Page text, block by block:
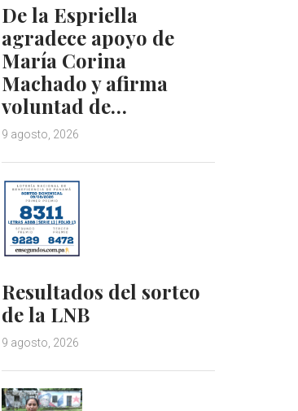
De la Espriella
agradece apoyo de
María Corina
Machado y afirma
voluntad de…
9 agosto, 2026
Resultados del sorteo
de la LNB
9 agosto, 2026